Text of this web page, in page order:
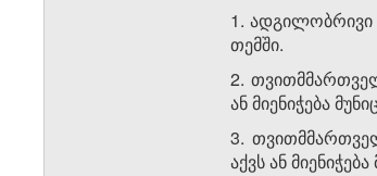
1.
თემში.
2.
ან მიენიჭება
3.
აქვს ან